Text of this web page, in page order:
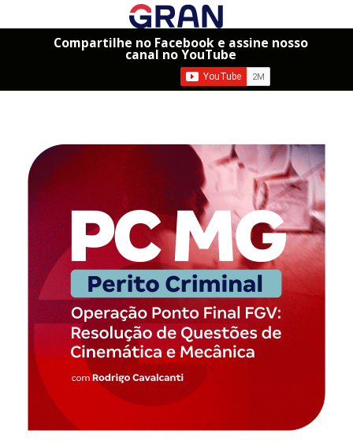
Compartilhe no Facebook e assine nosso
canal no YouTube